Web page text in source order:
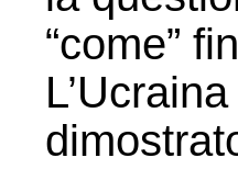
“come”